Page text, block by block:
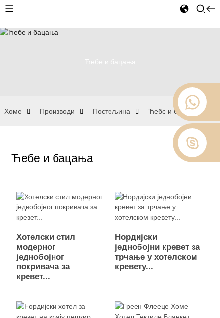
Ћебе и бацања
Хоме Производи Постељина Ћебе и бацања
Ћебе и бацања
Хотелски стил
модерног
једнобојног
покривача за
кревет...
Нордијски
једнобојни кревет за
трчање у хотелском
кревету...